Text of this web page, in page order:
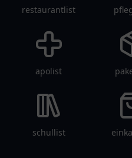
restaurantlist
apolist
schullist